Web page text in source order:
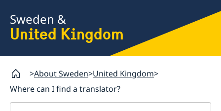
Sweden &
United Kingdom
About Sweden United Kingdom
Where can I find a translator?